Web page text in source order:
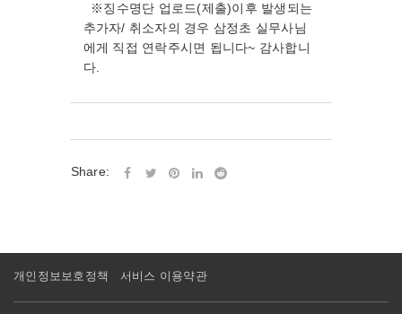
※징수명단 업로드(제출)이후 발생되는
추가자/ 취소자의 경우 삼정초 실무사님
에게 직접 연락주시면 됩니다~ 감사합니
다.
Share:
개인정보보호정책 서비스 이용약관